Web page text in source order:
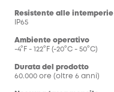
Resistente alle intemperie
IP65
Ambiente operativo
-4°F - 122°F (-20°C - 50°C)
Durata del prodotto
60.000 ore (oltre 6 anni)